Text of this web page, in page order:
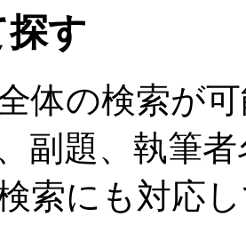
す
体の検索が
副題、執筆
索にも対応